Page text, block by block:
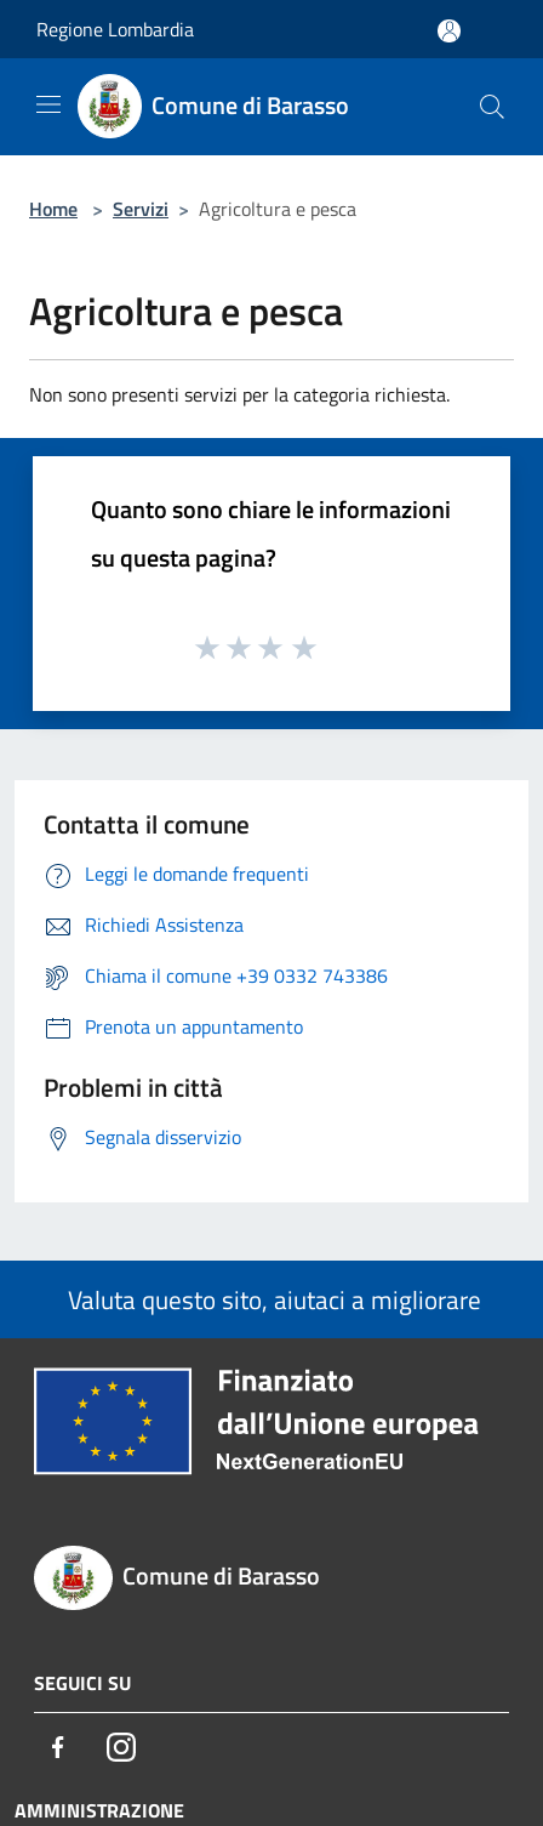
Regione Lombardia
Comune di Barasso
Home > Servizi > Agricoltura e pesca
Agricoltura e pesca
Non sono presenti servizi per la categoria richiesta.
Quanto sono chiare le informazioni
su questa pagina?
Contatta il comune
Leggi le domande frequenti
Richiedi Assistenza
Chiama il comune +39 0332 743386
Prenota un appuntamento
Problemi in città
Segnala disservizio
Valuta questo sito, aiutaci a migliorare
Comune di Barasso
SEGUICI SU
FacebookInstagram
AMMINISTRAZIONE